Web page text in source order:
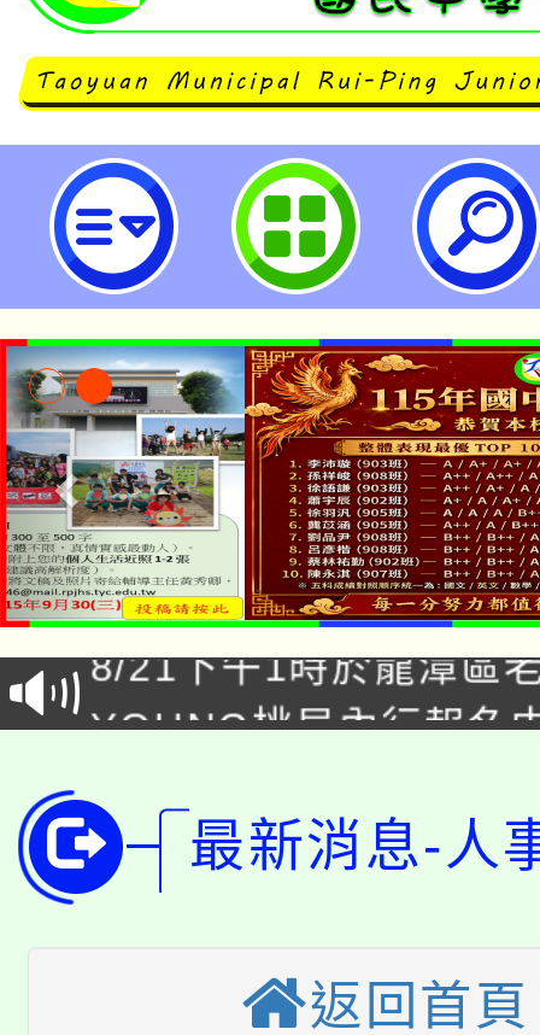
公告本校事務組長職缺甄選錄取名
國民中學
「本色祭」8/29、30在
場熱烈登場!
8/21下午1時於龍潭區
徵才活動。
YOUNG桃局內行報名
開!
115年桃園市運動會8/
田徑場及游泳池舉行。
桃園市低收入戶享有免
視費優惠，中低收入戶
大園自造教育及科技中
份教師增能研習
大溪自造教育及科技
最新消息-人
返回首頁